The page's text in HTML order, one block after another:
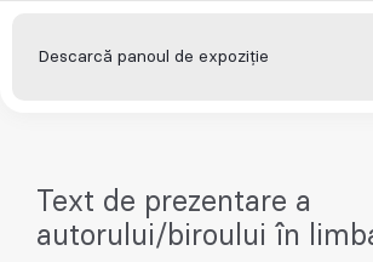
Descarcă panoul de expoziție
Text de prezentare a
autorului/biroului în